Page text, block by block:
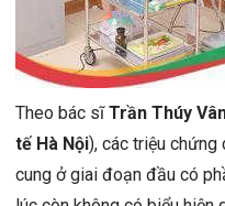
Theo bác sĩTrần Thúy
tế Hà Nội), các triệu
cung ở giai đoạn đầu có